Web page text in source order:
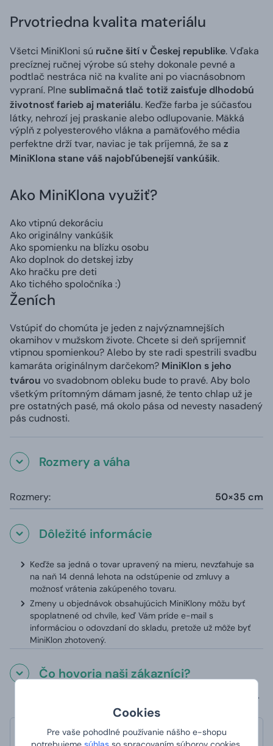
Cookies
Pre vaše pohodlné používanie nášho e-shopu
Prvotriedna kvalita materiálu
Všetci MiniKloni sú ručne šití v Českej republike. Vďaka
precíznej ručnej výrobe sú stehy dokonale pevné a
podtlač nestráca nič na kvalite ani po viacnásobnom
vypraní. Plne sublimačná tlač totiž zaisťuje dlhodobú
životnosť farieb aj materiálu. Keďže farba je súčasťou
látky, nehrozí jej praskanie alebo odlupovanie. Mäkká
výplň z polyesterového vlákna a pamäťového média
perfektne drží tvar, naviac je tak príjemná, že sa z
MiniKlona stane váš najobľúbenejší vankúšik.
Ako MiniKlona využiť?
Ako vtipnú dekoráciu
Ako originálny vankúšik
Ako spomienku na blízku osobu
Ako doplnok do detskej izby
Ako hračku pre deti
Ako tichého spoločníka :)
Ženích
Vstúpiť do chomúta je jeden z najvýznamnejších
okamihov v mužskom živote. Chcete si deň spríjemniť
vtipnou spomienkou? Alebo by ste radi spestrili svadbu
kamaráta originálnym darčekom? MiniKlon s jeho
tvárou vo svadobnom obleku bude to pravé. Aby bolo
všetkým prítomným dámam jasné, že tento chlap už je
pre ostatných pasé, má okolo pása od nevesty nasadený
pás cudnosti.
Rozmery a váha
Rozmery: 50×35 cm
Dôležité informácie
Keďže sa jedná o tovar upravený na mieru, nevzťahuje sa
na naň 14 denná lehota na odstúpenie od zmluvy a
možnosť vrátenia zakúpeného tovaru.
Zmeny u objednávok obsahujúcich MiniKlony môžu byť
spoplatnené od chvíle, keď Vám príde e-mail s
informáciou o odovzdaní do skladu, pretože už môže byť
MiniKlon zhotovený.
Čo hovoria naši zákazníci?